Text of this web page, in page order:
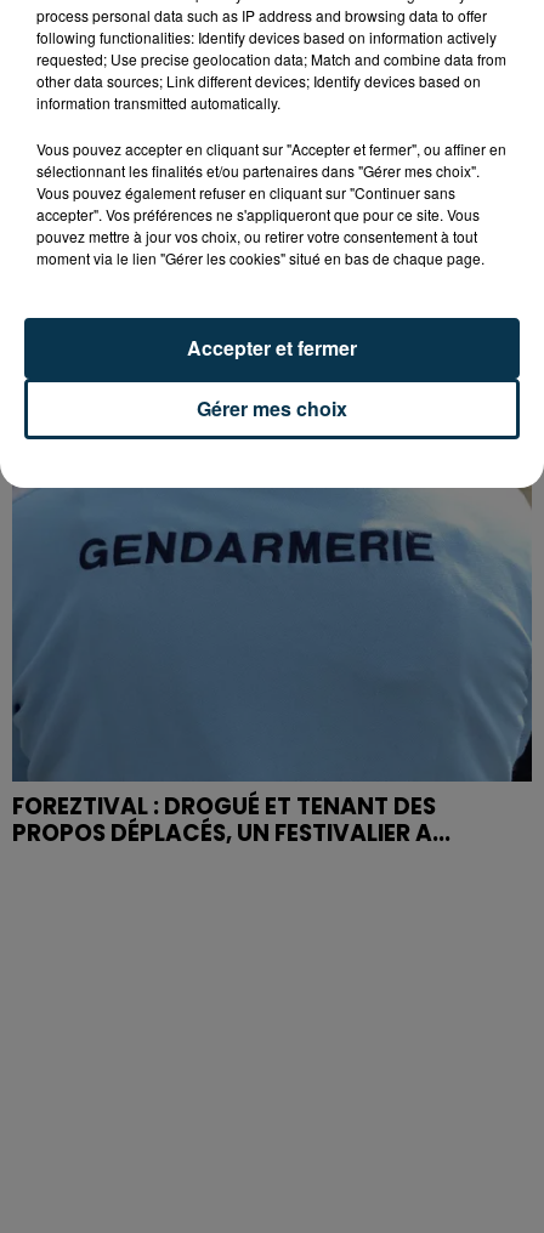
QUI EST CET ANCIEN VERT QUI DÉBARQUE
AVEC LE MAILLOT DE L'ASSE DANS...
FOREZTIVAL : DROGUÉ ET TENANT DES
PROPOS DÉPLACÉS, UN FESTIVALIER A...
process personal data such as IP address and browsing data to offer
following functionalities: Identify devices based on information actively
requested; Use precise geolocation data; Match and combine data from
other data sources; Link different devices; Identify devices based on
information transmitted automatically.
Vous pouvez accepter en cliquant sur "Accepter et fermer", ou affiner en
sélectionnant les finalités et/ou partenaires dans "Gérer mes choix".
Vous pouvez également refuser en cliquant sur "Continuer sans
accepter". Vos préférences ne s'appliqueront que pour ce site. Vous
pouvez mettre à jour vos choix, ou retirer votre consentement à tout
moment via le lien "Gérer les cookies" situé en bas de chaque page.
Gérer mes choix
Accepter et fermer